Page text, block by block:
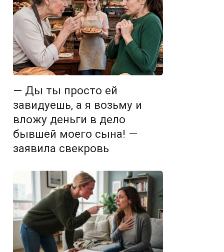
— Ды ты просто ей
завидуешь, а я возьму и
вложу деньги в дело
бывшей моего сына! —
заявила свекровь